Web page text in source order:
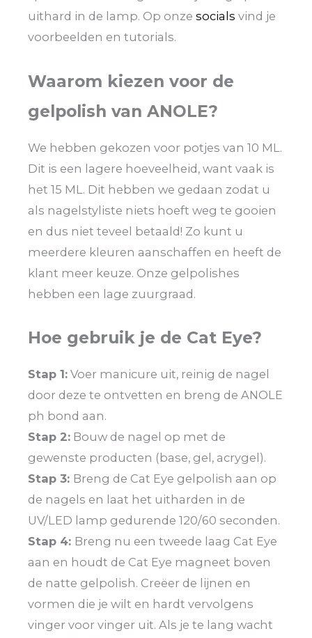
uithard in de lamp. Op onze socials vind je
voorbeelden en tutorials.
Waarom kiezen voor de
gelpolish van ANOLE?
We hebben gekozen voor potjes van 10 ML.
Dit is een lagere hoeveelheid, want vaak is
het 15 ML. Dit hebben we gedaan zodat u
als nagelstyliste niets hoeft weg te gooien
en dus niet teveel betaald! Zo kunt u
meerdere kleuren aanschaffen en heeft de
klant meer keuze. Onze gelpolishes
hebben een lage zuurgraad.
Hoe gebruik je de Cat Eye?
Stap 1: Voer manicure uit, reinig de nagel
door deze te ontvetten en breng de ANOLE
ph bond aan.
Stap 2: Bouw de nagel op met de
gewenste producten (base, gel, acrygel).
Stap 3: Breng de Cat Eye gelpolish aan op
de nagels en laat het uitharden in de
UV/LED lamp gedurende 120/60 seconden.
Stap 4: Breng nu een tweede laag Cat Eye
aan en houdt de Cat Eye magneet boven
de natte gelpolish. Creëer de lijnen en
vormen die je wilt en hardt vervolgens
vinger voor vinger uit. Als je te lang wacht